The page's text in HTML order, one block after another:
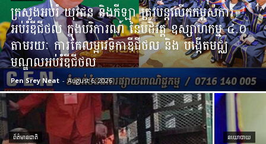
ក្រសួងអប់រំ យុវជន និងកីឡា ត្រូវបន្តលើកកម្ពស់ការ
អប់រំឌីជីថល ក្នុងបរិការណ៍ នៃបដិវត្ត ឧស្សាហកម្ម ៤.០
តាមរយៈ ការកែលម្អវេទិកាឌីជីថល និង បង្កើតមជ្ឈ
មណ្ឌលអប់រំឌីជីថល
Pen Srey Neat - August 6, 2026
ព័ត៌មានជាតិ នយោបាយ